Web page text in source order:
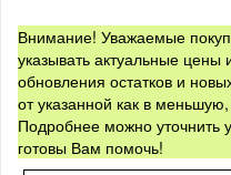
Внимание! Уважаемые
указывать актуальные цены
обновления остатков и
от указанной как в
Подробнее можно
готовы Вам помочь!